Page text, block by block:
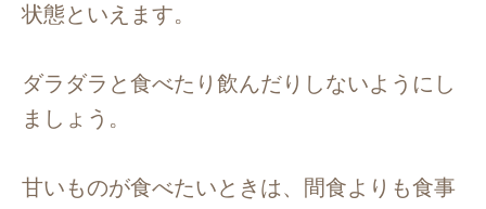
状態といえます。
ダラダラと食べたり飲んだりしないようにし
ましょう。
甘いものが食べたいときは、間食よりも食事